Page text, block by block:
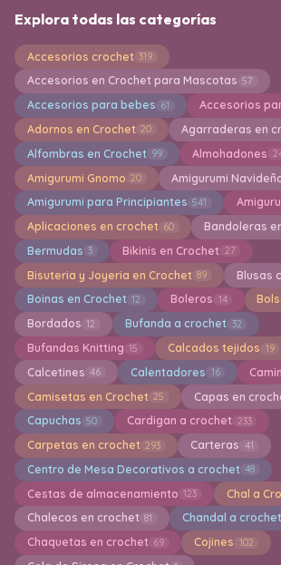
Explora todas las categorías
Accesorios crochet 319
Accesorios en Crochet para Mascotas 57
Accesorios para bebes 61 Accesorios
Adornos en Crochet 20 Agarraderas en
Alfombras en Crochet 99 Almohadones
Amigurumi Gnomo 20 Amigurumi
Amigurumi para Principiantes 541
Aplicaciones en crochet 60 Bandoleras
Bermudas 3 Bikinis en Crochet 27
Bisuteria y Joyeria en Crochet 89 Blusas
Boinas en Crochet 12 Boleros 14
Bordados 12 Bufanda a crochet 32
Bufandas Knitting 15 Calcados tejidos 19
Calcetines 46 Calentadores 16
Camisetas en Crochet 25 Capas en
Capuchas 50 Cardigan a crochet 233
Carpetas en crochet 293 Carteras 41
Centro de Mesa Decorativos a crochet 48
Cestas de almacenamiento 123 Chal a
Chalecos en crochet 81 Chandal a crochet
Chaquetas en crochet 69 Cojines 102